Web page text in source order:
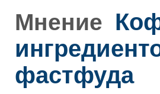
Мнение
фастфуда